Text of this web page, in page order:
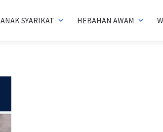
ANAK SYARIKAT expand_more HEBAHAN AWAM expand_more